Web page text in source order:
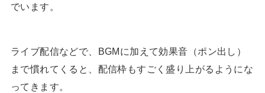
でいます。
ライブ配信などで、BGMに加えて効果音（ポン出し）
まで慣れてくると、配信枠もすごく盛り上がるようにな
ってきます。